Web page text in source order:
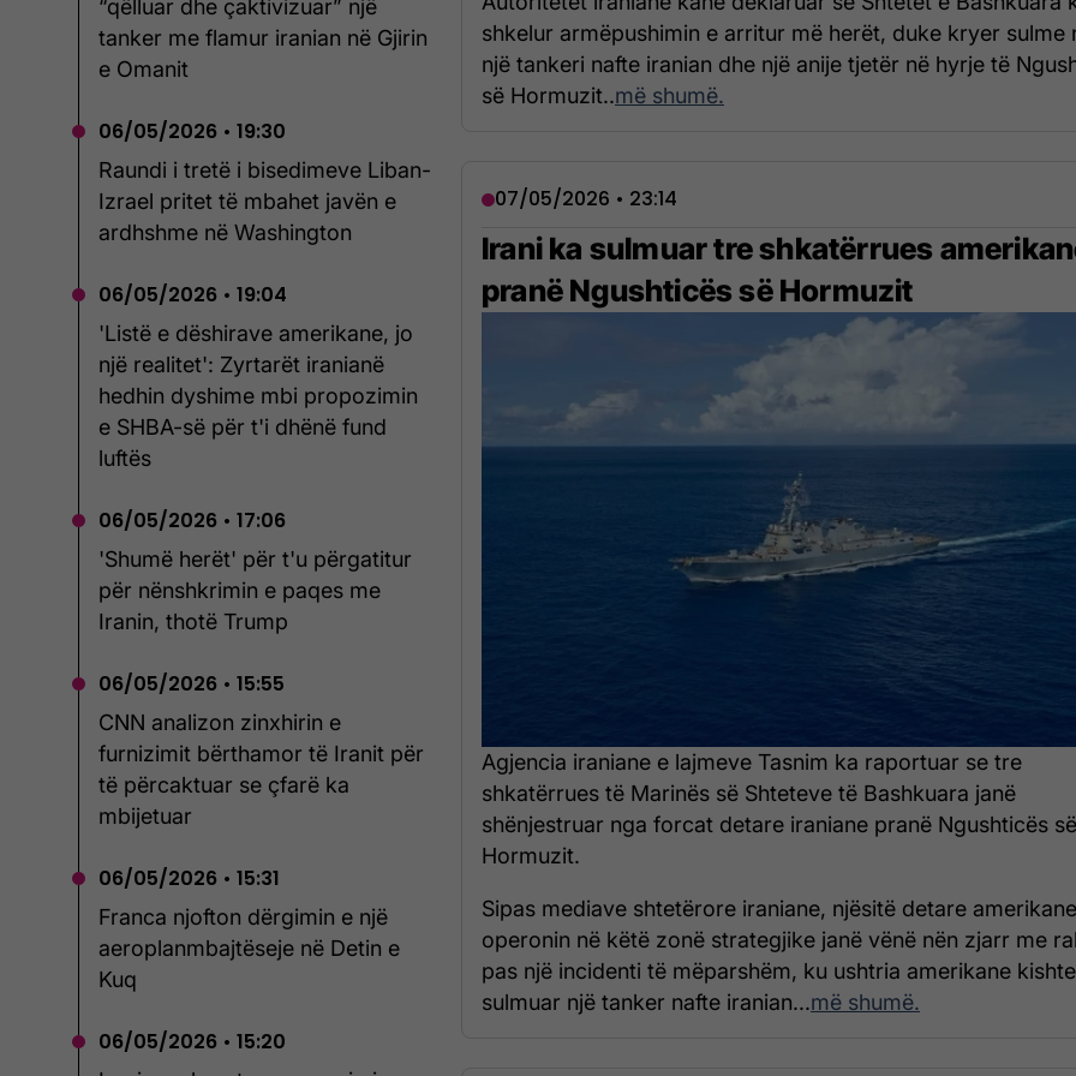
“qëlluar dhe çaktivizuar” një
tanker me flamur iranian në Gjirin
e Omanit
06/05/2026 • 19:30
Raundi i tretë i bisedimeve Liban-
Izrael pritet të mbahet javën e
ardhshme në Washington
06/05/2026 • 19:04
'Listë e dëshirave amerikane, jo
një realitet': Zyrtarët iranianë
hedhin dyshime mbi propozimin
e SHBA-së për t'i dhënë fund
luftës
06/05/2026 • 17:06
'Shumë herët' për t'u përgatitur
për nënshkrimin e paqes me
Iranin, thotë Trump
06/05/2026 • 15:55
CNN analizon zinxhirin e
furnizimit bërthamor të Iranit për
të përcaktuar se çfarë ka
mbijetuar
06/05/2026 • 15:31
Franca njofton dërgimin e një
aeroplanmbajtëseje në Detin e
Kuq
06/05/2026 • 15:20
shkelur armëpushimin e arritur më herët, duke kryer sulme
një tankeri nafte iranian dhe një anije tjetër në hyrje të
së Hormuzit..më shumë.
07/05/2026 • 23:14
Irani ka sulmuar tre shkatërrues
pranë Ngushticës së Hormuzit
Agjencia iraniane e lajmeve Tasnim ka raportuar se tre
shkatërrues të Marinës së Shteteve të Bashkuara janë
shënjestruar nga forcat detare iraniane pranë Ngushticës së
Hormuzit.
Sipas mediave shtetërore iraniane, njësitë detare
operonin në këtë zonë strategjike janë vënë nën zjarr me
pas një incidenti të mëparshëm, ku ushtria amerikane kishte
sulmuar një tanker nafte iranian...më shumë.